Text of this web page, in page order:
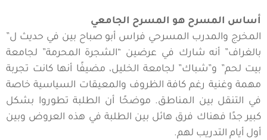
أساس المسرح هو المسرح الجامعي
المخرج والمدرب المسرحي فراس أبو صباح بين في حديث ل”
بالغراف” أنه شارك في عرضين “الشجرة المحرمة” لجامعة
بيت لحم” و”شباك” لجامعة الخليل، مضيفًا أنها كانت تجربة
مهمة وغنية رغم كافة الظروف والمعيقات السياسية خاصة
في التنقل بين المناطق. موضحًا أن الطلبة تطوروا بشكل
كبير جدًا فهناك فرق هائل بين الطلبة في هذه العروض وبين
أول أيام التدريب لهم.